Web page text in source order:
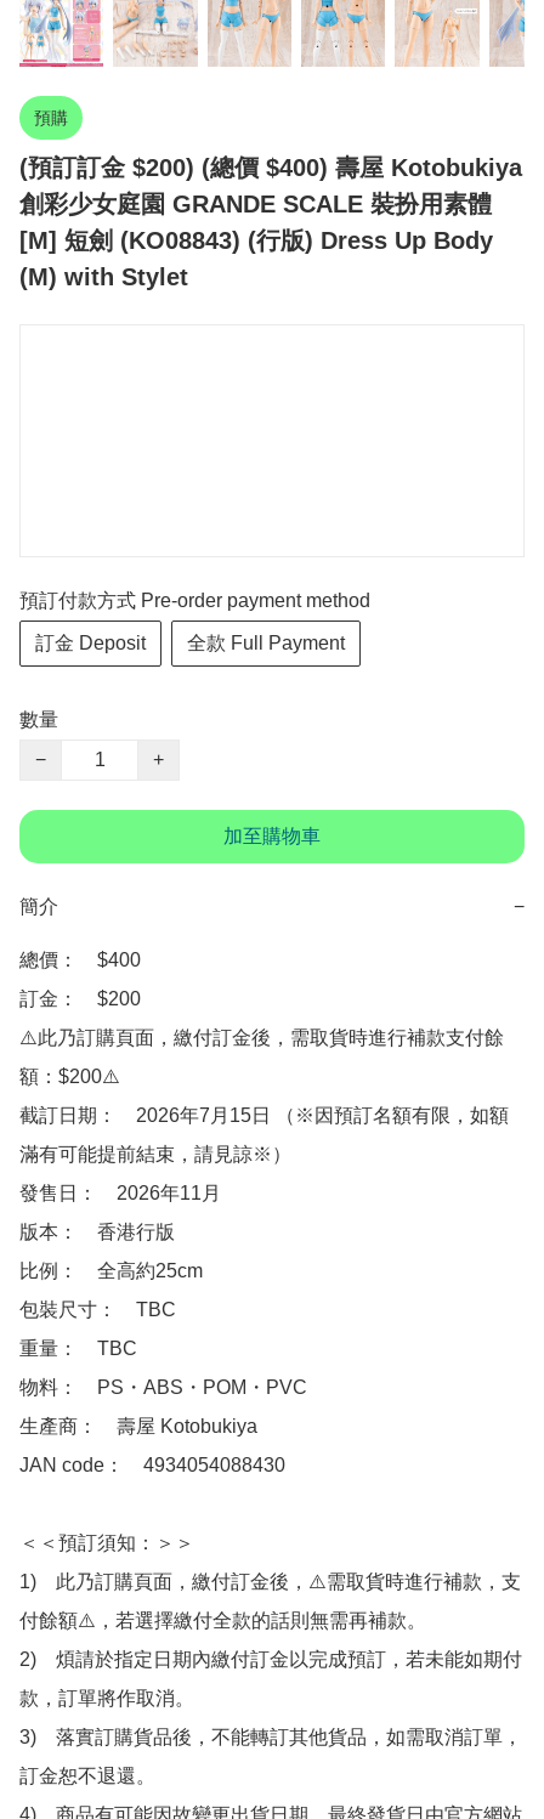
預購
(預訂訂金 $200) (總價 $400) 壽屋 Kotobukiya
創彩少女庭園 GRANDE SCALE 裝扮用素體
[M] 短劍 (KO08843) (行版) Dress Up Body
(M) with Stylet
預訂付款方式 Pre-order payment method
訂金 Deposit 全款 Full Payment
數量
−
+
加至購物車
簡介 −
總價：　$400
訂金：　$200
⚠️此乃訂購頁面，繳付訂金後，需取貨時進行補款支付餘
額：$200⚠️
截訂日期：　2026年7月15日 （※因預訂名額有限，如額
滿有可能提前結束，請見諒※）
發售日：　2026年11月
版本：　香港行版
比例：　全高約25cm
包裝尺寸：　TBC
重量：　TBC
物料：　PS・ABS・POM・PVC
生產商：　壽屋 Kotobukiya
JAN code：　4934054088430
＜＜預訂須知：＞＞
1)　此乃訂購頁面，繳付訂金後，⚠️需取貨時進行補款，支
付餘額⚠️，若選擇繳付全款的話則無需再補款。
2)　煩請於指定日期內繳付訂金以完成預訂，若未能如期付
款，訂單將作取消。
3)　落實訂購貨品後，不能轉訂其他貨品，如需取消訂單，
訂金恕不退還。